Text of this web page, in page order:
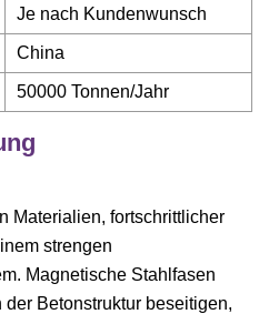
Je nach Kundenwunsch
China
50000 Tonnen/Jahr
Materialien, fortschrittlicher
strengen
Magnetische Stahlfasen
Betonstruktur beseitigen,